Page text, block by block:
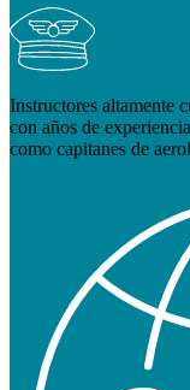
Instructores altamente
con años de
como capitanes de